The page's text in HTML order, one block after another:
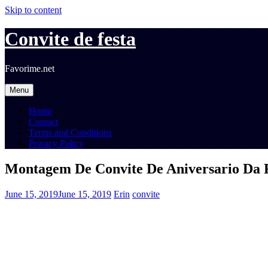
Skip to content
Convite de festa
Favorime.net
Menu
Home
Contact
Terms and Conditions
Privacy Policy
Montagem De Convite De Aniversario Da
June 15, 2019June 15, 2019 Erin convite